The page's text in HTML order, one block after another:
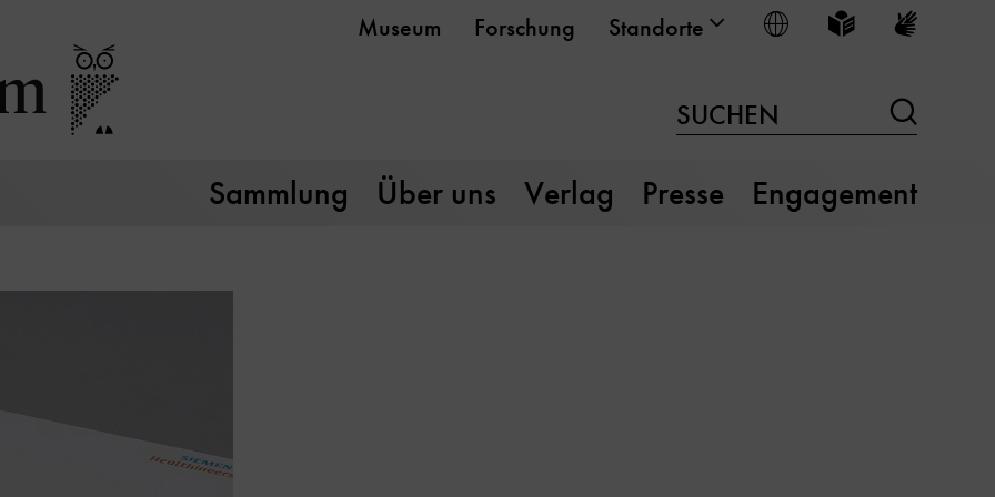
Museum Forschung Standorte Sprache wählen
Leichte Sprache
SUCHEN
Sammlung Über uns Verlag Presse Engagement